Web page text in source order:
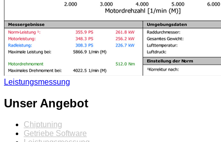
Leistungsmessung
Unser Angebot
Chiptuning
Getriebe Software